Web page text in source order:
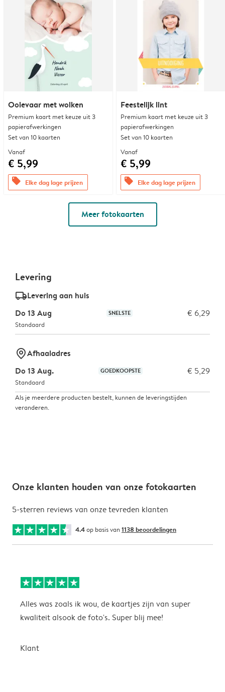
Ooievaar met wolken
Premium kaart met keuze uit 3
papierafwerkingen
Set van 10 kaarten
Vanaf
€ 5,99
offers Elke dag lage prijzen
Feestelijk lint
Premium kaart met keuze uit 3
papierafwerkingen
Set van 10 kaarten
Vanaf
€ 5,99
offers Elke dag lage prijzen
Meer fotokaarten
Levering
delivery_standard_v2Levering aan huis
Do 13 Aug
SNELSTE € 6,29
Standaard
marker-pinAfhaaladres
Do 13 Aug.
GOEDKOOPSTE € 5,29
Standaard
Als je meerdere producten bestelt, kunnen de leveringstijden
veranderen.
Onze klanten houden van onze fotokaarten
5-sterren reviews van onze tevreden klanten
4.4op basis van 1138 beoordelingen
Alles was zoals ik wou, de kaartjes zijn van super
kwaliteit alsook de foto's. Super blij mee!
Klant